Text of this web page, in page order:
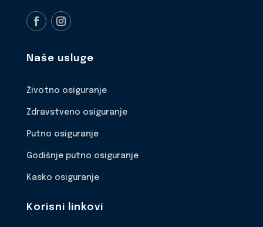
Naše usluge
Životno osiguranje
Zdravstveno osiguranje
Putno osiguranje
Godišnje putno osiguranje
Kasko osiguranje
Korisni linkovi